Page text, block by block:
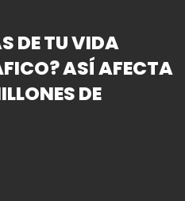
DE TU VIDA
ASÍ AFECTA
DE